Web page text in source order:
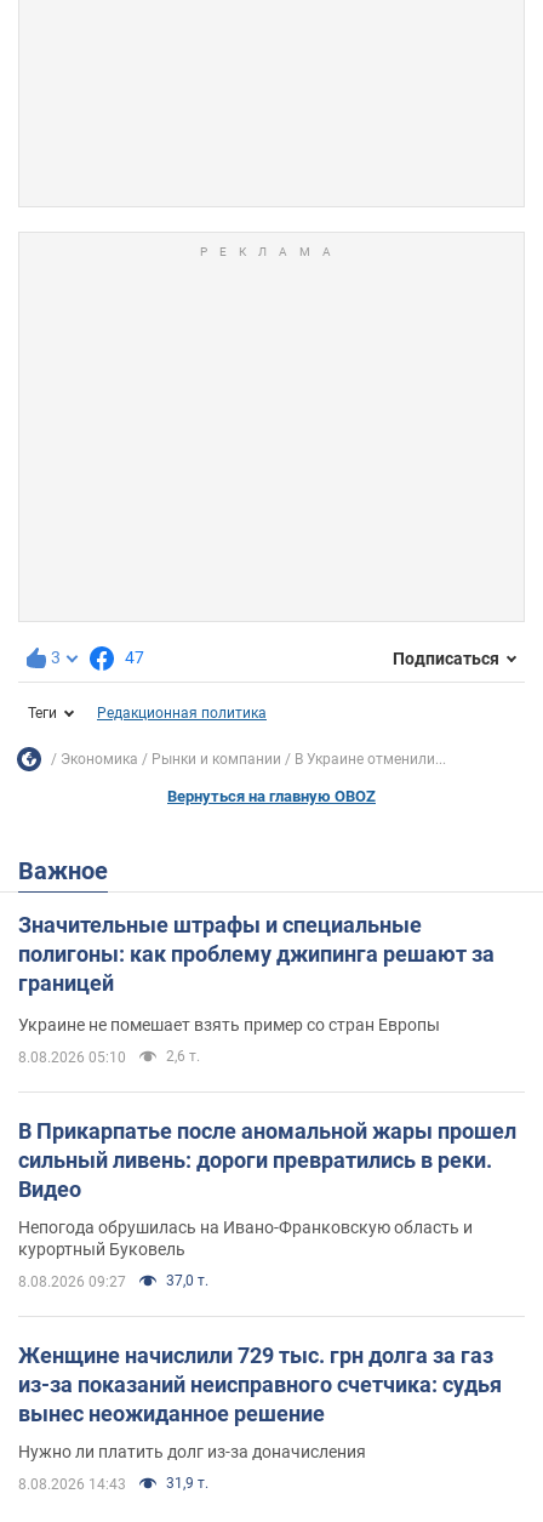
3 47 Подписаться
Теги Редакционная политика
Экономика Рынки и компании В Украине отменили...
Вернуться на главную OBOZ
Важное
Значительные штрафы и специальные
полигоны: как проблему джипинга решают за
границей
Украине не помешает взять пример со стран Европы
8.08.2026 05:10 2,6 т.
В Прикарпатье после аномальной жары прошел
сильный ливень: дороги превратились в реки.
Видео
Непогода обрушилась на Ивано-Франковскую область и
курортный Буковель
8.08.2026 09:27 37,0 т.
Женщине начислили 729 тыс. грн долга за газ
из-за показаний неисправного счетчика: судья
вынес неожиданное решение
Нужно ли платить долг из-за доначисления
8.08.2026 14:43 31,9 т.